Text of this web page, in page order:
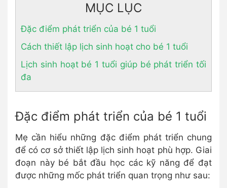
MỤC LỤC
Đặc điểm phát triển của bé 1 tuổi
Cách thiết lập lịch sinh hoạt cho bé 1 tuổi
Lịch sinh hoạt bé 1 tuổi giúp bé phát triển tối
đa
Đặc điểm phát triển của bé 1 tuổi
Mẹ cần hiểu những đặc điểm phát triển chung
để có cơ sở thiết lập lịch sinh hoạt phù hợp. Giai
đoạn này bé bắt đầu học các kỹ năng để đạt
được những mốc phát triển quan trọng như sau: